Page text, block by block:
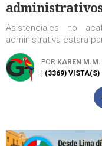
Asistenciales no
administrativa estará
POR KAREN M.M.
| (3369) VISTA(S)